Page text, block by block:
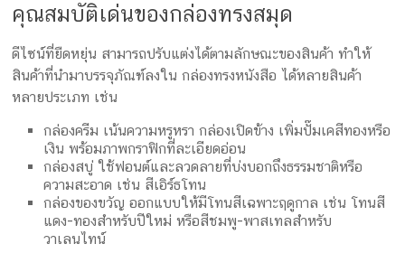
คุณสมบัติเด่นของกล่องทรงสมุด
ดีไซน์ที่ยืดหยุ่น สามารถปรับแต่งได้ตามลักษณะของสินค้า ทำให้
สินค้าที่นำมาบรรจุภัณฑ์ลงใน กล่องทรงหนังสือ ได้หลายสินค้า
หลายประเภท เช่น
กล่องครีม เน้นความหรูหรา กล่องเปิดข้าง เพิ่มปั๊มเคสีทองหรือ
เงิน พร้อมภาพกราฟิกที่ละเอียดอ่อน
กล่องสบู่ ใช้ฟอนต์และลวดลายที่บ่งบอกถึงธรรมชาติหรือ
ความสะอาด เช่น สีเอิร์ธโทน
กล่องของขวัญ ออกแบบให้มีโทนสีเฉพาะฤดูกาล เช่น โทนสี
แดง-ทองสำหรับปีใหม่ หรือสีชมพู-พาสเทลสำหรับ
วาเลนไทน์